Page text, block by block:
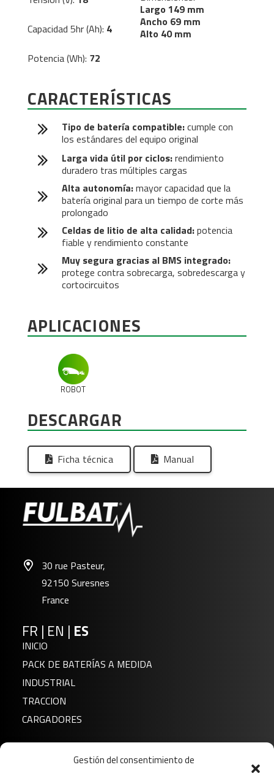
Gestión del consentimiento de
Capacidad 5hr (Ah): 4
Potencia (Wh): 72
Largo 149 mm
Ancho 69 mm
Alto 40 mm
CARACTERÍSTICAS
Tipo de batería compatible:cumple con
los estándares del equipo original
Larga vida útil por ciclos:rendimiento
duradero tras múltiples cargas
Alta autonomía:mayor capacidad que la
batería original para un tiempo de corte más
prolongado
Celdas de litio de alta calidad:potencia
fiable y rendimiento constante
Muy segura gracias al BMS integrado:
protege contra sobrecarga, sobredescarga y
cortocircuitos
APLICACIONES
ROBOT
DESCARGAR
Ficha técnica Manual
30 rue Pasteur,
92150 Suresnes
France
FR | EN | ES
INICIO
PACK DE BATERÍAS A MEDIDA
INDUSTRIAL
TRACCION
CARGADORES